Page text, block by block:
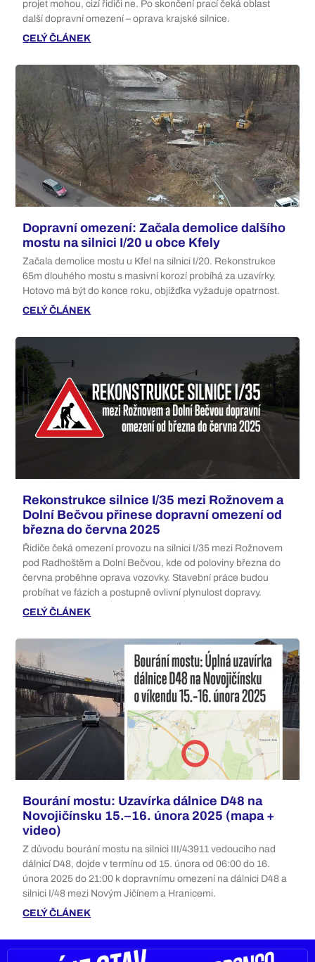
projet mohou, cizí řidiči ne. Po skončení prací čeká oblast
další dopravní omezení – oprava krajské silnice.
CELÝ ČLÁNEK
Dopravní omezení: Začala demolice dalšího
mostu na silnici I/20 u obce Kfely
Začala demolice mostu u Kfel na silnici I/20. Rekonstrukce
65m dlouhého mostu s masivní korozí probíhá za uzavírky.
Hotovo má být do konce roku, objížďka vyžaduje opatrnost.
CELÝ ČLÁNEK
Rekonstrukce silnice I/35 mezi Rožnovem a
Dolní Bečvou přinese dopravní omezení od
března do června 2025
Řidiče čeká omezení provozu na silnici I/35 mezi Rožnovem
pod Radhoštěm a Dolní Bečvou, kde od poloviny března do
června proběhne oprava vozovky. Stavební práce budou
probíhat ve fázích a postupně ovlivní plynulost dopravy.
CELÝ ČLÁNEK
Bourání mostu: Uzavírka dálnice D48 na
Novojičínsku 15.–16. února 2025 (mapa +
video)
Z důvodu bourání mostu na silnici III/43911 vedoucího nad
dálnicí D48, dojde v termínu od 15. února od 06:00 do 16.
února 2025 do 21:00 k dopravnímu omezení na dálnici D48 a
silnici I/48 mezi Novým Jičínem a Hranicemi.
CELÝ ČLÁNEK